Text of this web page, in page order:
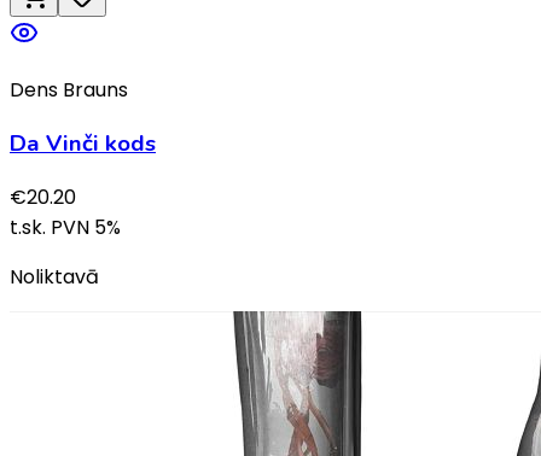
Dens Brauns
Da Vinči kods
€20.20
t.sk. PVN 5%
Noliktavā